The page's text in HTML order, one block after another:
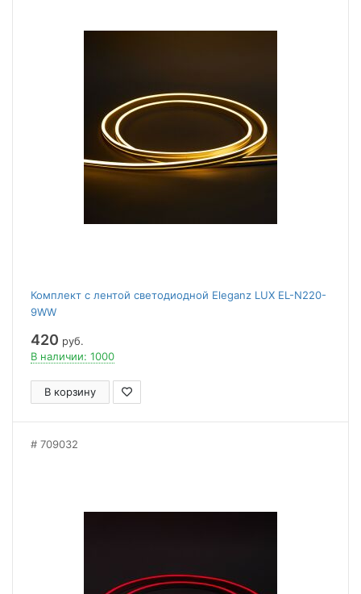
Комплект с лентой светодиодной Eleganz LUX EL-N220-
9WW
420 руб.
В наличии: 1000
В корзину
709032